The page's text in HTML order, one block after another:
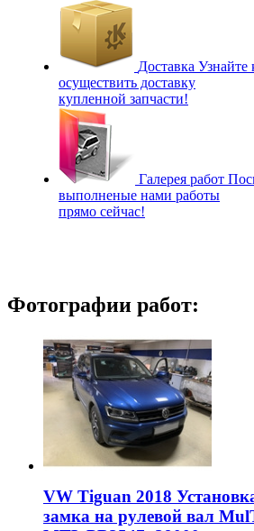
Доставка
осуществить доставку
купленной запчасти!
Галерея работ
выполненые нами работы
прямо сейчас!
Фотографии работ:
VW Tiguan 2018
замка на рулевой вал